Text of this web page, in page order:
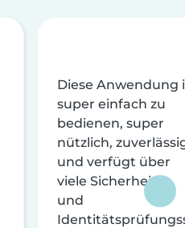
Diese Anwendung
super einfach zu
bedienen, super
nützlich,
und verfügt über
viele Sicherheits-
und